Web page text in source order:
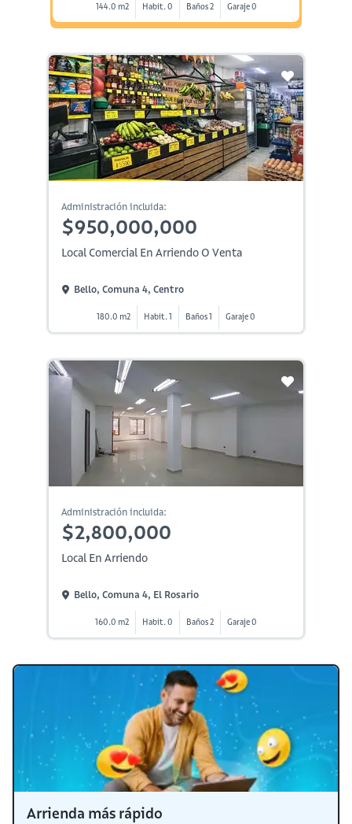
144.0 m2 Habit. 0 Baños 2 Garaje 0
Administración incluida:
$950,000,000
Local Comercial En Arriendo O Venta
Bello, Comuna 4, Centro
180.0 m2 Habit. 1 Baños 1 Garaje 0
Administración incluida:
$2,800,000
Local En Arriendo
Bello, Comuna 4, El Rosario
160.0 m2 Habit. 0 Baños 2 Garaje 0
Arrienda más rápido